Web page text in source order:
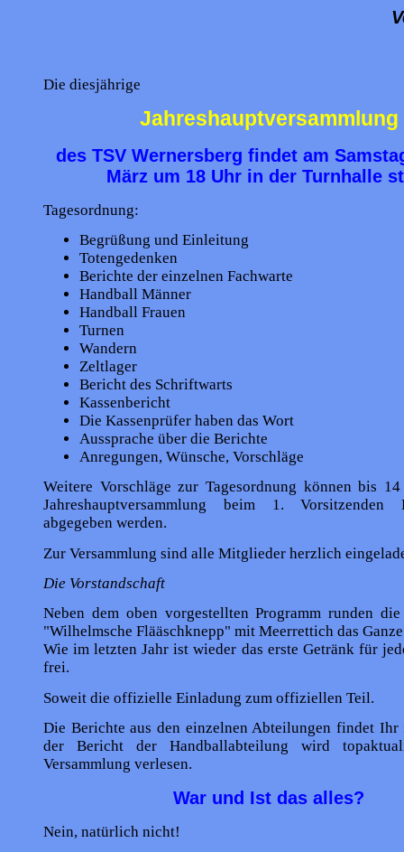
Die diesjährige
Jahreshauptversammlung
des TSV Wernersberg findet am
Märzum 18 Uhrin der Turnhalle
Tagesordnung:
Begrüßung und Einleitung
Totengedenken
Berichte der einzelnen Fachwarte
Handball Männer
Handball Frauen
Turnen
Wandern
Zeltlager
Bericht des Schriftwarts
Kassenbericht
Die Kassenprüfer haben das Wort
Aussprache über die Berichte
Anregungen, Wünsche, Vorschläge
Weitere Vorschläge zur Tagesordnung können bis
Jahreshauptversammlung beim 1.
abgegeben werden.
Zur Versammlung sind alle Mitglieder herzlich
Die Vorstandschaft
Neben dem oben vorgestellten Programm runden
"Wilhelmsche Flääschknepp" mit Meerrettich das
Wie im letzten Jahr ist wieder das erste Getränk für
frei.
Soweit die offizielle Einladung zum offiziellen Teil.
Die Berichte aus den einzelnen Abteilungen findet Ihr
der Bericht der Handballabteilung wird
Versammlung verlesen.
War und Ist das alles?
Nein, natürlich nicht!